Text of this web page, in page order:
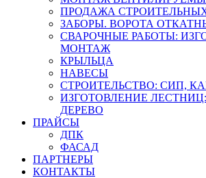
ПРОДАЖА
ЗАБОРЫ. ВОРОТА
СВАРОЧНЫЕ РАБОТЫ:
МОНТАЖ
КРЫЛЬЦА
НАВЕСЫ
СТРОИТЕЛЬСТВО: СИП,
ИЗГОТОВЛЕНИЕ
ДЕРЕВО
ПРАЙСЫ
ДПК
ФАСАД
ПАРТНЕРЫ
КОНТАКТЫ